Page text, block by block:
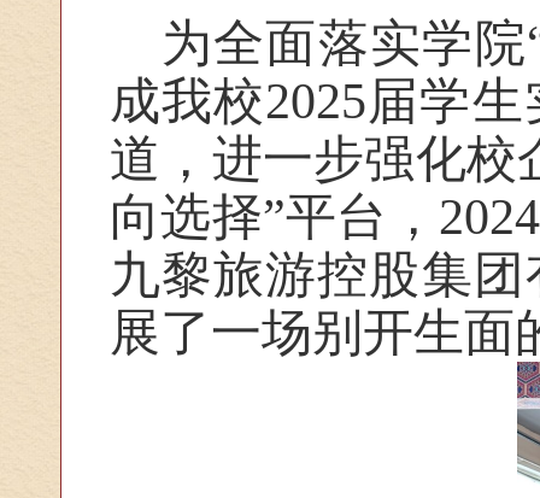
为全面落实学
成我校2025届学
道，进一步强化校
向选择”平台，
九黎旅游控股集
展了一场别开生面